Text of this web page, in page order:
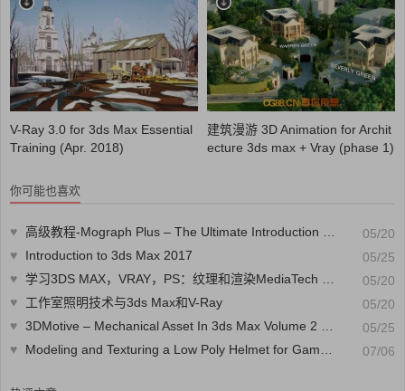
V-Ray 3.0 for 3ds Max Essential
Training (Apr. 2018)
建筑漫游 3D Animation for Archit
ecture 3ds max + Vray (phase 1)
你可能也喜欢
♥ 高级教程-Mograph Plus – The Ultimate Introduction To V-Ray for 3ds Max
05/20
♥
Introduction to 3ds Max 2017
05/25
♥ 学习3DS MAX，VRAY，PS：纹理和渲染MediaTech Learn 3DS MAX , VRAY , PS Texture & Render the MediaTech
05/20
♥
工作室照明技术与3ds Max和V-Ray
05/20
♥ 3DMotive – Mechanical Asset In 3ds Max Volume 2 机械资产
05/25
♥
Modeling and Texturing a Low Poly Helmet for Games in 3ds Max 07/06